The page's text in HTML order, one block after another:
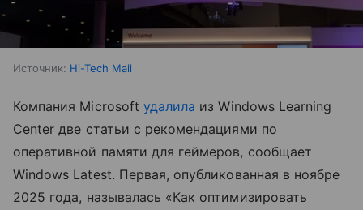
Источник: Hi-Tech Mail
Компания Microsoft удалила из Windows Learning
Center две статьи с рекомендациями по
оперативной памяти для геймеров, сообщает
Windows Latest. Первая, опубликованная в ноябре
2025 года, называлась «Как оптимизировать